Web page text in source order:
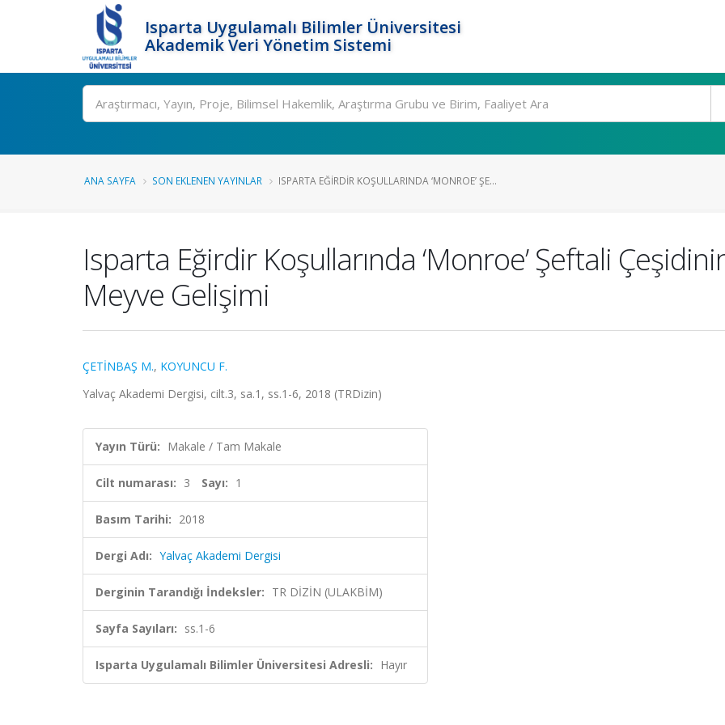
Isparta Uygulamalı Bilimler Üniversitesi
Akademik Veri Yönetim Sistemi
Ara
ANA SAYFA SON EKLENEN YAYINLAR ISPARTA EĞIRDIR KOŞULLARINDA ‘MONROE’ ŞE...
Isparta Eğirdir Koşullarında ‘Monroe’ Şeftali
Meyve Gelişimi
ÇETİNBAŞ M., KOYUNCU F.
Yalvaç Akademi Dergisi, cilt.3, sa.1, ss.1-6, 2018 (TRDizin)
Yayın Türü: Makale / Tam Makale
Cilt numarası: 3 Sayı: 1
Basım Tarihi: 2018
Dergi Adı: Yalvaç Akademi Dergisi
Derginin Tarandığı İndeksler: TR DİZİN (ULAKBİM)
Sayfa Sayıları: ss.1-6
Isparta Uygulamalı Bilimler Üniversitesi Adresli: Hayır